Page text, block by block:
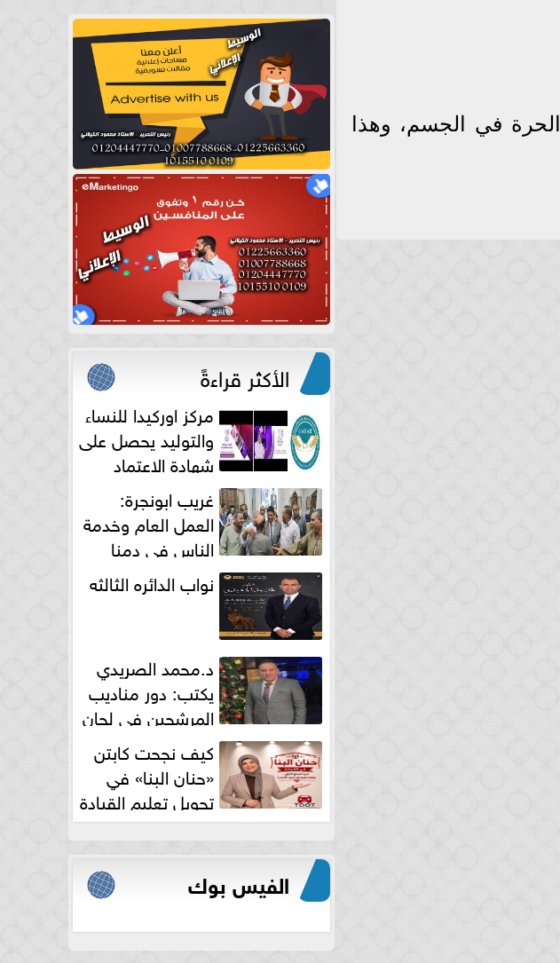
في الجسم، وهذا
الأكثر قراءةً
مركز اوركيدا للنساء
والتوليد يحصل على
شهادة الاعتماد
الكامل
غريب ابونجرة:
العمل العام وخدمة
الناس فى دمنا
نواب الدائره الثالثه
د.محمد الصريدي
يكتب: دور مناديب
المرشحين في لجان
الانتخابات
كيف نجحت كابتن
«حنان البنا» في
تحويل تعليم القيادة
النسائية من خوف...
الفيس بوك